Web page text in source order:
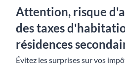
Attention, risque
des taxes
résidences
Évitez les surprises sur vos